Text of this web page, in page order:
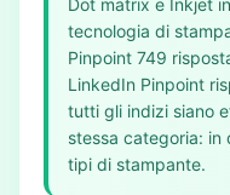
Dot matrix e Inkjet
tecnologia di
Pinpoint 749
LinkedIn Pinpoint
tutti gli indizi siano
stessa categoria: in
tipi di stampante.